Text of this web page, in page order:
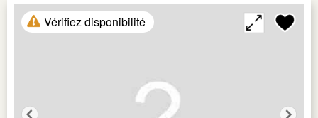
Vérifiez disponibilité